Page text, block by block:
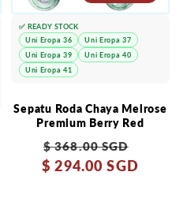
Sepatu Roda Chaya Melrose
Premium Berry Red
Harga
reguler
$ 368.00 SGD
obral
$ 294.00 SGD
✅ READY STOCK
Uni Eropa 36
Uni Eropa 37
Uni Eropa 39
Uni Eropa 40
Uni Eropa 41